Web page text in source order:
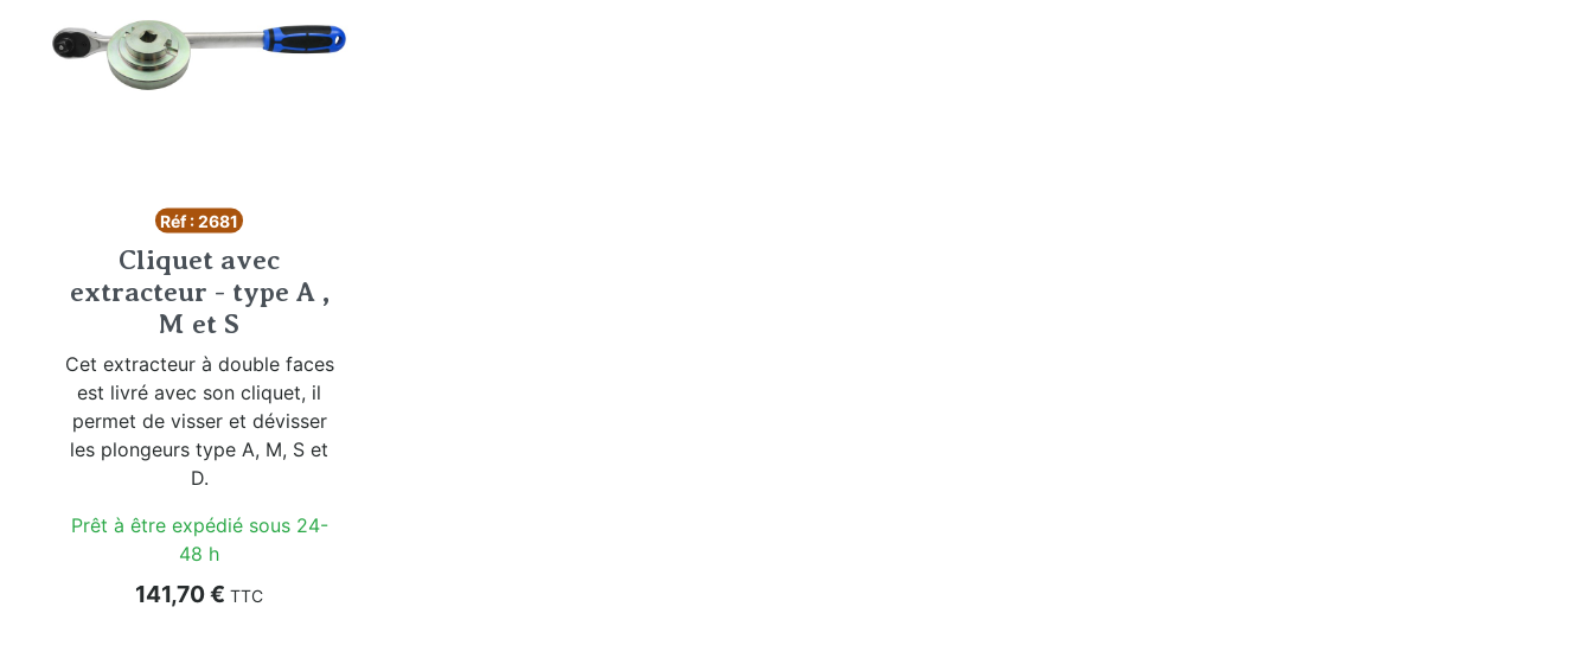
Réf : 2681
Cliquet avec
extracteur - type A ,
M et S
Cet extracteur à double faces
est livré avec son cliquet, il
permet de visser et dévisser
les plongeurs type A, M, S et
D.
Prêt à être expédié sous 24-
48 h
Prix
141,70 € TTC